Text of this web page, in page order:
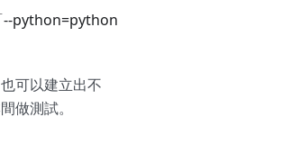
--python=python
可以建立出不
做測試。